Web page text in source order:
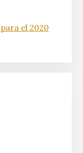
el 2020